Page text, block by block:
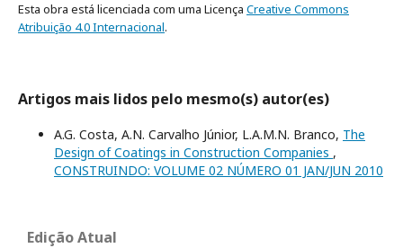
Esta obra está licenciada com uma Licença Creative Commons
Atribuição 4.0 Internacional.
Artigos mais lidos pelo mesmo(s) autor(es)
A.G. Costa, A.N. Carvalho Júnior, L.A.M.N. Branco, The
Design of Coatings in Construction Companies ,
CONSTRUINDO: VOLUME 02 NÚMERO 01 JAN/JUN 2010
Edição Atual